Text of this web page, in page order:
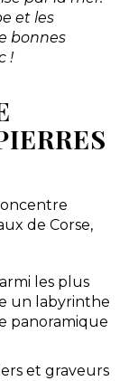
et les
bonnes
!
de Corse,
les plus
un labyrinthe
panoramique
et graveurs